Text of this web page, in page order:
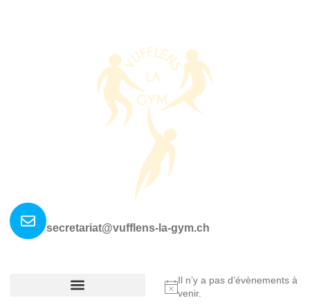
secretariat@vufflens-la-gym.ch
Notice
Il n’y a pas d’évènements à
venir.